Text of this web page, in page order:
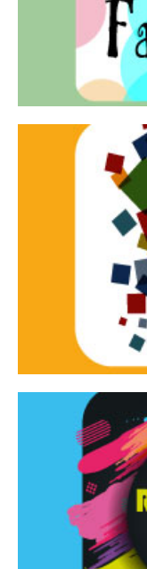
Teatro In
Tracce
Rassegna di